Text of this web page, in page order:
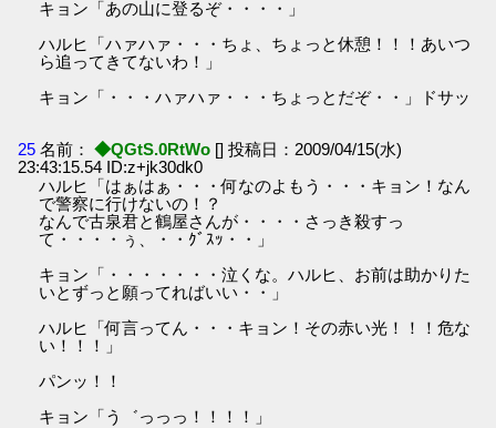
キョン「あの山に登るぞ・・・・」
ハルヒ「ハァハァ・・・ちょ、ちょっと休憩！！！あいつ
ら追ってきてないわ！」
キョン「・・・ハァハァ・・・ちょっとだぞ・・」ドサッ
25 名前： ◆QGtS.0RtWo [] 投稿日：2009/04/15(水)
23:43:15.54 ID:z+jk30dk0
ハルヒ「はぁはぁ・・・何なのよもう・・・キョン！なん
で警察に行けないの！？
なんで古泉君と鶴屋さんが・・・・さっき殺すっ
て・・・・ぅ、・・ｸﾞｽｯ・・」
キョン「・・・・・・・泣くな。ハルヒ、お前は助かりた
いとずっと願ってればいい・・」
ハルヒ「何言ってん・・・キョン！その赤い光！！！危な
い！！！」
パンッ！！
キョン「う゛っっっ！！！！」